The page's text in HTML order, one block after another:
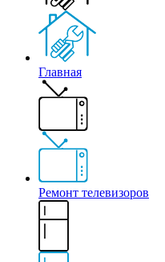
Главная
Ремонт телевизоров